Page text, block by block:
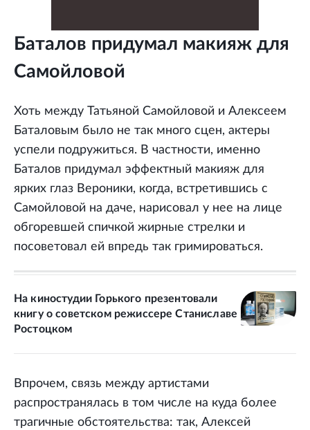
Баталов придумал макияж для
Самойловой
Хоть между Татьяной Самойловой и Алексеем
Баталовым было не так много сцен, актеры
успели подружиться. В частности, именно
Баталов придумал эффектный макияж для
ярких глаз Вероники, когда, встретившись с
Самойловой на даче, нарисовал у нее на лице
обгоревшей спичкой жирные стрелки и
посоветовал ей впредь так гримироваться.
На киностудии Горького презентовали
книгу о советском режиссере Станиславе
Ростоцком
Впрочем, связь между артистами
распространялась в том числе на куда более
трагичные обстоятельства: так, Алексей